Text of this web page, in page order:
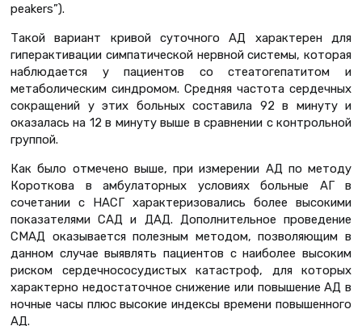
peakers”).
Такой вариант кривой суточного АД характерен для
гиперактивации симпатической нервной системы, которая
наблюдается у пациентов со стеатогепатитом и
метаболическим синдромом. Средняя частота сердечных
сокращений у этих больных составила 92 в минуту и
оказалась на 12 в минуту выше в сравнении с контрольной
группой.
Как было отмечено выше, при измерении АД по методу
Короткова в амбулаторных условиях больные АГ в
сочетании с НАСГ характеризовались более высокими
показателями САД и ДАД. Дополнительное проведение
СМАД оказывается полезным методом, позволяющим в
данном случае выявлять пациентов с наиболее высоким
риском сердечнососудистых катастроф, для которых
характерно недостаточное снижение или повышение АД в
ночные часы плюс высокие индексы времени повышенного
АД.